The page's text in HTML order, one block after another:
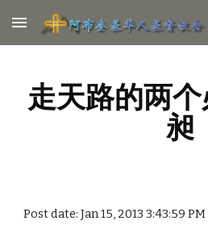
Skip to main content
走天路的两
昶
Post date: Jan 15, 2013 3:43:59 PM